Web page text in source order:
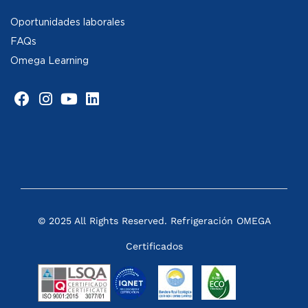
Oportunidades laborales
FAQs
Omega Learning
© 2025 All Rights Reserved. Refrigeración OMEGA
Certificados